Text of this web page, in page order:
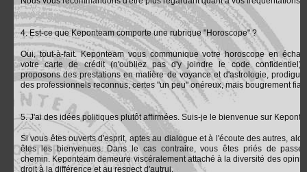
4. Est-ce que Keponteam comporte une rubrique "Horoscope" ?
Oui, tout-à-fait. Keponteam vous communique votre horoscope en
votre carte de crédit (n'oubliez pas d'y joindre le code confidentiel).
proposons des prestations en matière de voyance et d'astrologie,
des professionnels reconnus, certes "un peu" onéreux, mais bougrement
5. J'ai des idées politiques plutôt affirmées. Suis-je le bienvenue sur
Si vous êtes ouverts d'esprit, aptes au dialogue et à l'écoute des autres,
êtes les bienvenues. Dans le cas contraire, vous êtes priés de
chemin. Keponteam demeure viscéralement attaché à la diversité des
droit à la différence et au respect d'autrui.